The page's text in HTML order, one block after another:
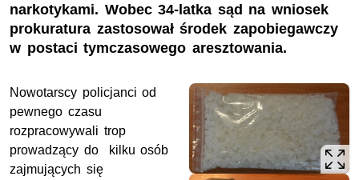
narkotykami. Wobec 34-latka sąd na wniosek
prokuratura zastosował środek zapobiegawczy
w postaci tymczasowego aresztowania.
Nowotarscy policjanci od
pewnego czasu
rozpracowywali trop
prowadzący do kilku osób
zajmujących się